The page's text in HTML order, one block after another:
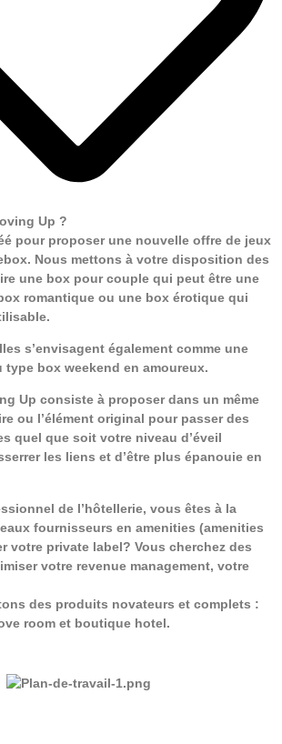
Up ?
pour proposer une nouvelle offre de jeux
Nous mettons à votre disposition des
une box pour couple qui peut être une
romantique ou une box érotique qui
s’envisagent également comme une
type box weekend en amoureux.
Up consiste à proposer dans un même
ou l’élément original pour passer des
quel que soit votre niveau d’éveil
les liens et d’être plus épanouie en
de l’hôtellerie, vous êtes à la
fournisseurs en amenities (amenities
votre private label? Vous cherchez des
votre revenue management, votre
des produits novateurs et complets :
room et boutique hotel.